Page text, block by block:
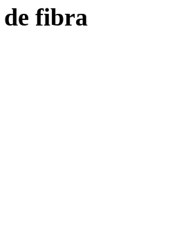
de fibra